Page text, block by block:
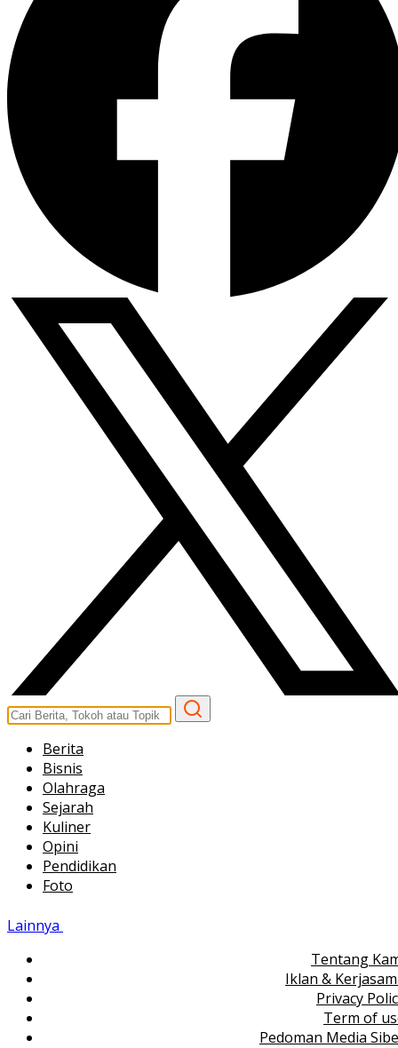
Berita
Bisnis
Olahraga
Sejarah
Kuliner
Opini
Pendidikan
Foto
Lainnya
Tentang
Iklan &
Privacy
Term of
Pedoman Media